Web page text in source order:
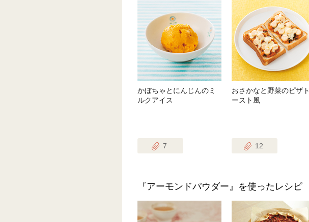
かぼちゃとにんじんのミ
ルクアイス
7
おさかなと野菜のピザト
ースト風
12
『アーモンドパウダー』を使ったレシピ